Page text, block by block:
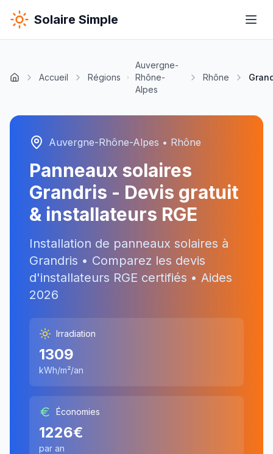
Solaire Simple
Accueil Régions
Auvergne-
Rhône-
Alpes
Rhône
Auvergne-Rhône-Alpes • Rhône
Panneaux solaires
Grandris - Devis gratuit
& installateurs RGE
Installation de panneaux solaires à
Grandris • Comparez les devis
d'installateurs RGE certifiés • Aides
2026
Irradiation
1309
kWh/m²/an
Économies
1226€
par an